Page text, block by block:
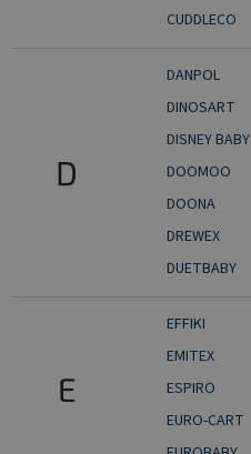
CUDDLECO
D
DANPOL
DINOSART
DISNEY BABY
DOOMOO
DOONA
DREWEX
DUETBABY
E
EFFIKI
EMITEX
ESPIRO
EURO-CART